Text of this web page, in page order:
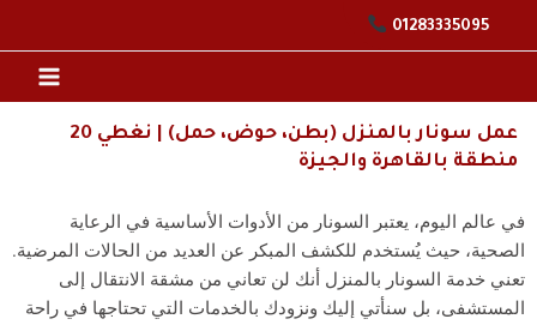
01283335095
عمل سونار بالمنزل (بطن، حوض، حمل) | نغطي 20
منطقة بالقاهرة والجيزة
في عالم اليوم، يعتبر السونار من الأدوات الأساسية في الرعاية
الصحية، حيث يُستخدم للكشف المبكر عن العديد من الحالات المرضية.
تعني خدمة السونار بالمنزل أنك لن تعاني من مشقة الانتقال إلى
المستشفى، بل سنأتي إليك ونزودك بالخدمات التي تحتاجها في راحة